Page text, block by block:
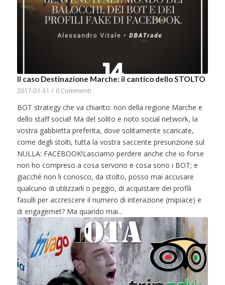
Il caso Destinazione Marche: il cantico dello STOLTO
2017-01-31 / 0 Commenti
BOT strategy che va chiarito: non della regione Marche e
dello staff social! Ma del solito e noto social network, la
vostra gabbietta preferita, dove solitamente scaricate,
come degli stolti, tutta la vostra saccente presunzione sul
NULLA: FACEBOOK!Lasciamo perdere anche che io forse
non ho compreso a cosa servono e cosa sono i BOT; e
giacché non li conosco, da stolto, posso mai accusare
qualcuno di utilizzarli o peggio, di acquistare dei profili
fasulli per accrescere il numero di interazione (mipiace) e
di engagemet? Ma quando mai...